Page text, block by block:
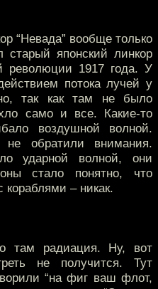
“Невада” вообще только
японский линкор
революции 1917 года. У
потока лучей у
но, так как там не было
само и все. Какие-то
воздушной волной.
обратили внимания.
ударной волной, они
стало понятно, что
кораблями – никак.
там радиация. Ну, вот
не получится. Тут
“на фиг ваш флот,